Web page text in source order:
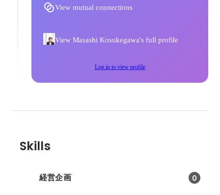
View mutual connections
View Masashi Kosukegawa's full profile
Log in to view profile
Skills
経営企画 0